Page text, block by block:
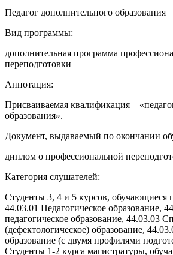
Педагог дополнительного образования
Вид программы:
дополнительная программа
переподготовки
Аннотация:
Присваиваемая квалификация –
образования».
Документ, выдаваемый по окончании
диплом о профессиональной
Категория слушателей:
Студенты 3, 4 и 5 курсов, обучающиеся
44.03.01 Педагогическое образование,
педагогическое образование, 44.03.03
(дефектологическое) образование,
образование (с двумя профилями
Студенты 1-2 курса магистратуры,